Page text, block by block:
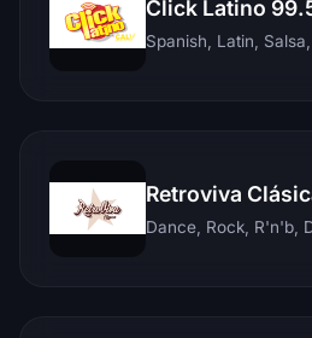
Click Latino
Spanish, Latin,
Retroviva